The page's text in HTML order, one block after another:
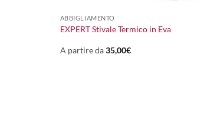
ABBIGLIAMENTO
EXPERT Stivale Termico in Eva
A partire da35,00€